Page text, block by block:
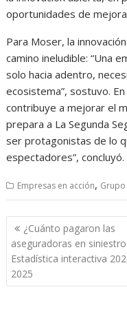
oportunidades de
Para Moser, la
camino ineludible: “Una
solo hacia adentro,
ecosistema”, sostuvo.
contribuye a mejorar el
prepara a La Segunda
ser protagonistas de lo
espectadores”, concluyó.
Empresas en acción, Grupo
Navegación
de
entradas
¿Cuánto pagaron las
aseguradoras en
Estadística interactiva
2025